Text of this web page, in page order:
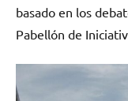
basado en los
Pabellón de